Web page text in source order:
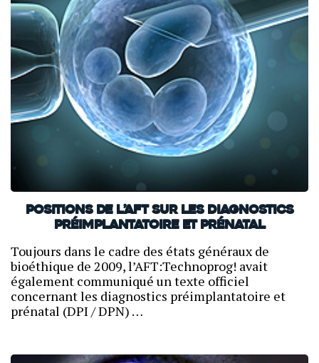
Positions de l’AFT sur les diagnostics
préimplantatoire et prénatal
Toujours dans le cadre des états généraux de
bioéthique de 2009, l’AFT:Technoprog! avait
également communiqué un texte officiel
concernant les diagnostics préimplantatoire et
prénatal (DPI / DPN) …